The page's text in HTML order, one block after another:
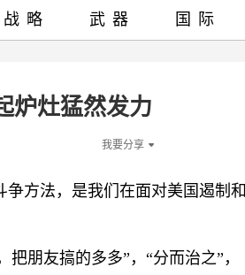
炉灶猛然发力
我要分享
方法，是我们在面对美国遏制和
朋友搞的多多”，“分而治之”，
战略 武器 国际